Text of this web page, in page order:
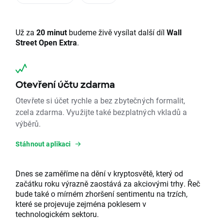
Už za 20 minutbudeme živě vysílat další díl Wall
Street Open Extra.
Otevření účtu zdarma
Otevřete si účet rychle a bez zbytečných formalit,
zcela zdarma. Využijte také bezplatných vkladů a
výběrů.
Stáhnout aplikaci
Dnes se zaměříme na dění v kryptosvětě, který od
začátku roku výrazně zaostává za akciovými trhy. Řeč
bude také o mírném zhoršení sentimentu na trzích,
které se projevuje zejména poklesem v
technologickém sektoru.